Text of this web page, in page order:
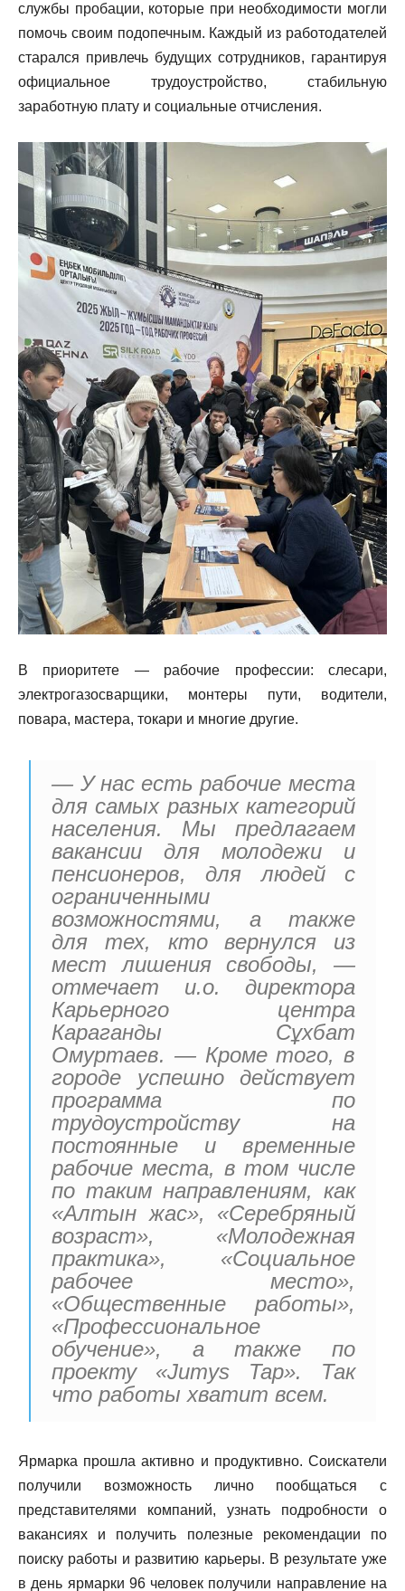
службы пробации, которые при необходимости могли
помочь своим подопечным. Каждый из работодателей
старался привлечь будущих сотрудников, гарантируя
официальное трудоустройство, стабильную
заработную плату и социальные отчисления.
В приоритете — рабочие профессии: слесари,
электрогазосварщики, монтеры пути, водители,
повара, мастера, токари и многие другие.
— У нас есть рабочие места
для самых разных категорий
населения. Мы предлагаем
вакансии для молодежи и
пенсионеров, для людей с
ограниченными
возможностями, а также
для тех, кто вернулся из
мест лишения свободы, —
отмечает и.о. директора
Карьерного центра
Караганды Сұхбат
Омуртаев. — Кроме того, в
городе успешно действует
программа по
трудоустройству на
постоянные и временные
рабочие места, в том числе
по таким направлениям, как
«Алтын жас», «Серебряный
возраст», «Молодежная
практика», «Социальное
рабочее место»,
«Общественные работы»,
«Профессиональное
обучение», а также по
проекту «Jumys Tap». Так
что работы хватит всем.
Ярмарка прошла активно и продуктивно. Соискатели
получили возможность лично пообщаться с
представителями компаний, узнать подробности о
вакансиях и получить полезные рекомендации по
поиску работы и развитию карьеры. В результате уже
в день ярмарки 96 человек получили направление на